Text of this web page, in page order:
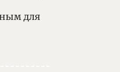
для